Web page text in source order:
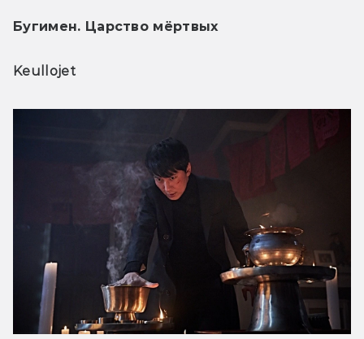
Бугимен. Царство мёртвых
Keullojet